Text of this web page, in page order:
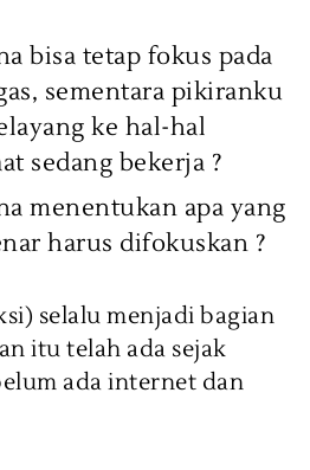
bisa tetap fokus pada
sementara pikiranku
ke hal-hal
sedang bekerja ?
menentukan apa yang
harus difokuskan ?
selalu menjadi bagian
itu telah ada sejak
ada internet dan